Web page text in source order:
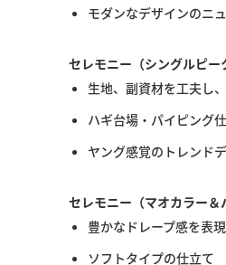
モダンなデザインのニ
セレモニー（シングルピ
生地、副資材を工夫し
ハギ台場・パイピング
ヤング感覚のトレンド
セレモニー（マオカラー＆
豊かなドレープ感を表現
ソフトタイプの仕立て